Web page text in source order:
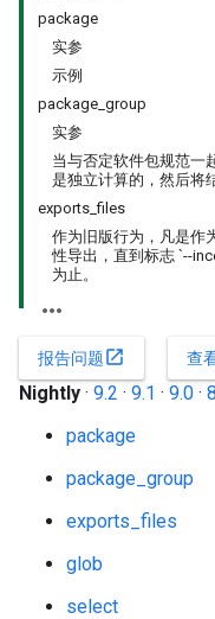
package
实参
示例
package_group
实参
当与否定软件包规范一
是独立计算的，然后将
exports_files
作为旧版行为，凡是作
性导出，直到标志 `--
为止。
报告问题open_in_new 查
Nightly · 9.2 · 9.1 · 9.0 ·
package
package_group
exports_files
glob
select